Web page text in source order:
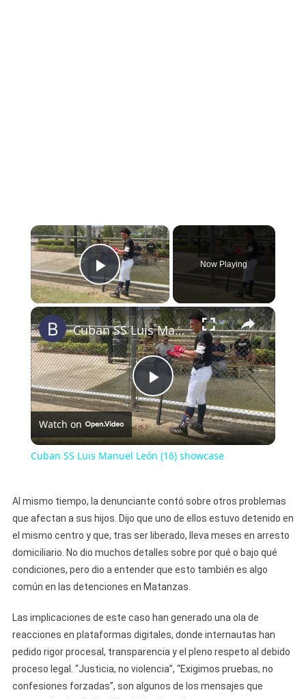
×
Play Video
Now Playing
×
Play
Video
Cuban SS Luis Manuel León (16) showcase
Watch on
Cuban SS Luis Manuel León (16) showcase
Al mismo tiempo, la denunciante contó sobre otros problemas
que afectan a sus hijos. Dijo que uno de ellos estuvo detenido en
el mismo centro y que, tras ser liberado, lleva meses en arresto
domiciliario. No dio muchos detalles sobre por qué o bajo qué
condiciones, pero dio a entender que esto también es algo
común en las detenciones en Matanzas.
Las implicaciones de este caso han generado una ola de
reacciones en plataformas digitales, donde internautas han
pedido rigor procesal, transparencia y el pleno respeto al debido
proceso legal. “Justicia, no violencia”, “Exigimos pruebas, no
confesiones forzadas”, son algunos de los mensajes que